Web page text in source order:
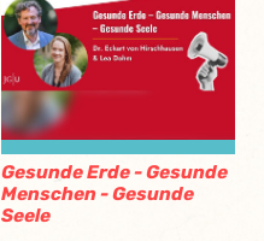
Gesunde Erde - Gesunde
Menschen - Gesunde
Seele